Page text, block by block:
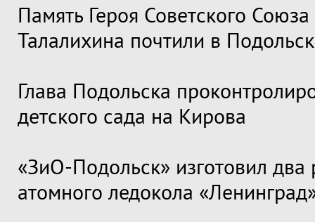
Память Героя Советского
Талалихина почтили в
Глава Подольска
детского сада на Кирова
«ЗиО-Подольск» изготовил два
атомного ледокола